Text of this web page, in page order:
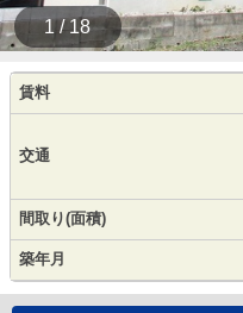
1 / 18
賃料
交通
間取り(面積)
築年月